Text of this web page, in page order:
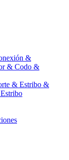
&
& Codo &
& Estribo &